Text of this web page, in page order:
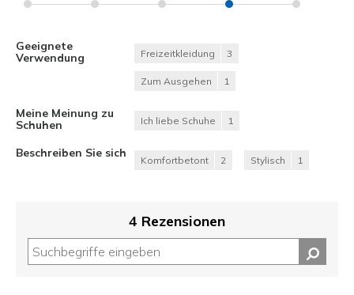
Geeignete
Verwendung
Freizeitkleidung 3
Zum Ausgehen 1
Meine Meinung zu
Schuhen
Ich liebe Schuhe 1
Beschreiben Sie sich
Komfortbetont 2 Stylisch 1
4 Rezensionen